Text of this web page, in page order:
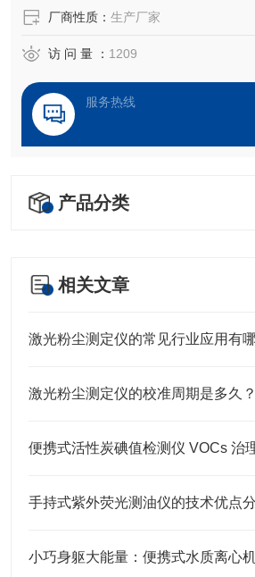
厂商性质： 生产厂家
访 问 量 ： 1209
服务热线
产品分类
相关文章
激光粉尘测定仪的常见行业应用有
激光粉尘测定仪的校准周期是多久？
便携式活性炭碘值检测仪 VOCs 治
手持式紫外荧光测油仪的技术优点
小巧身躯大能量：便携式水质离心